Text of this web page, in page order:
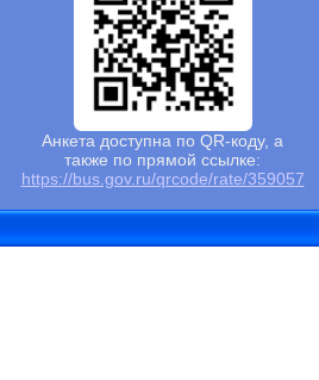
Анкета доступна по QR-коду, а
также по прямой ссылке:
https://bus.gov.ru/qrcode/rate/359057